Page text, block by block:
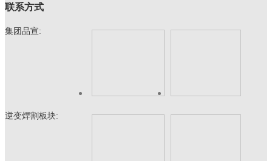
联系方式
集团品宣:
逆变焊割板块: